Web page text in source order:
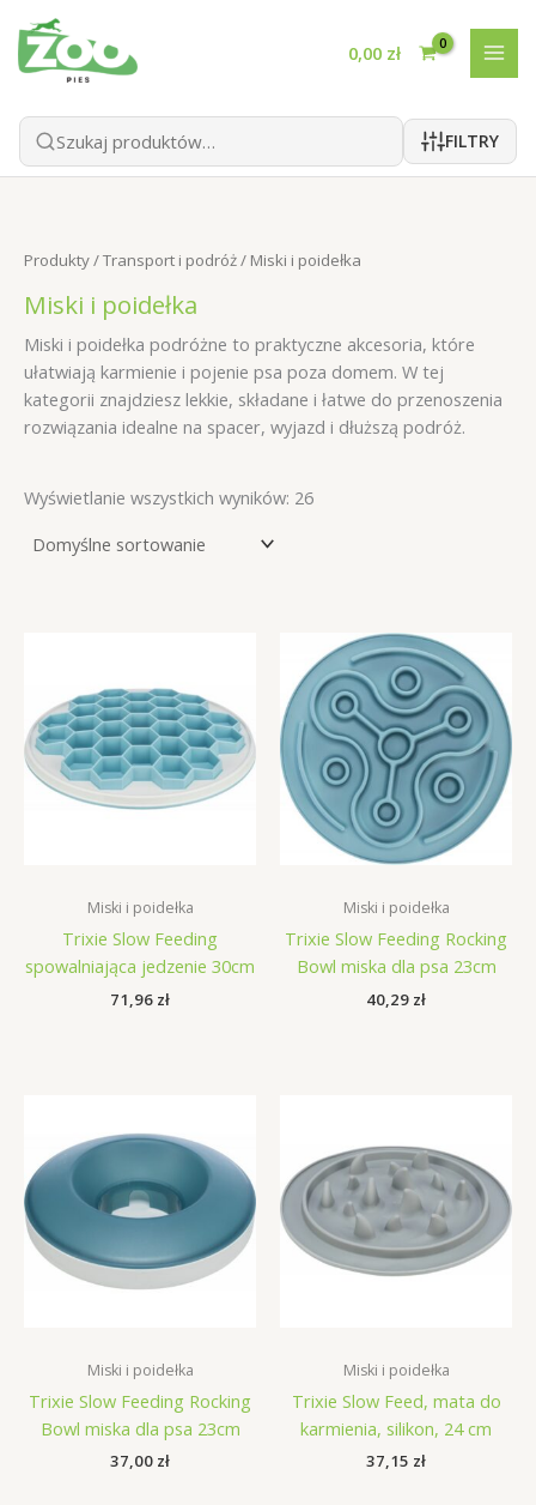
Przejdź
do
treści
0,00 zł
FILTRY
Produkty/Transport i podróż/ Miski i poidełka
Miski i poidełka
Miski i poidełka podróżne to praktyczne akcesoria, które
ułatwiają karmienie i pojenie psa poza domem. W tej
kategorii znajdziesz lekkie, składane i łatwe do przenoszenia
rozwiązania idealne na spacer, wyjazd i dłuższą podróż.
Wyświetlanie wszystkich wyników: 26
Miski i poidełka
Trixie Slow Feeding
spowalniająca jedzenie 30cm
71,96 zł
Miski i poidełka
Trixie Slow Feeding Rocking
Bowl miska dla psa 23cm
40,29 zł
Miski i poidełka
Trixie Slow Feeding Rocking
Bowl miska dla psa 23cm
37,00 zł
Miski i poidełka
Trixie Slow Feed, mata do
karmienia, silikon, 24 cm
37,15 zł